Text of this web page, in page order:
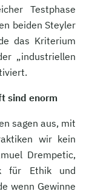
Testphase
beiden Steyler
das Kriterium
„industriellen
sind enorm
sagen aus, mit
wir kein
Drempetic,
für Ethik und
wenn Gewinne